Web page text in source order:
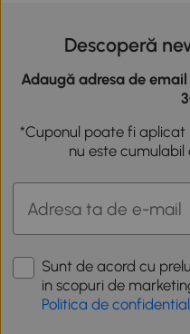
Descoperă
Adaugă adresa de
*Cuponul poate fi aplicat
nu este
Sunt de acord cu
in scopuri de
Politica de